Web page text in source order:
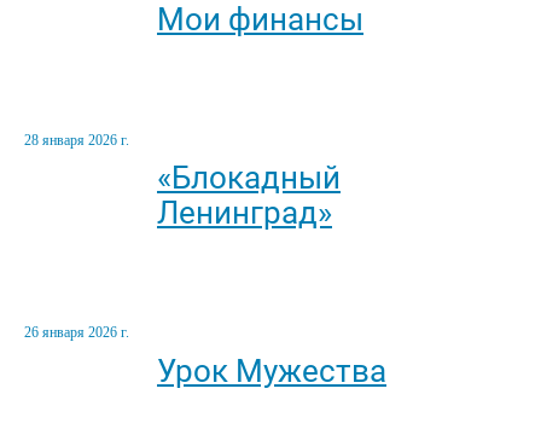
Мои финансы
28 января 2026 г.
«Блокадный
Ленинград»
26 января 2026 г.
Урок Мужества